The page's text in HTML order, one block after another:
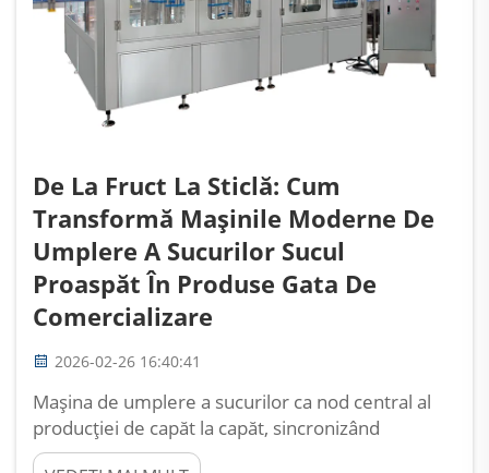
De La Fruct La Sticlă: Cum
Transformă Mașinile Moderne De
Umplere A Sucurilor Sucul
Proaspăt În Produse Gata De
Comercializare
2026-02-26 16:40:41
Mașina de umplere a sucurilor ca nod central al
producției de capăt la capăt, sincronizând
procesele amonte (extracție, filtrare) și cele aval